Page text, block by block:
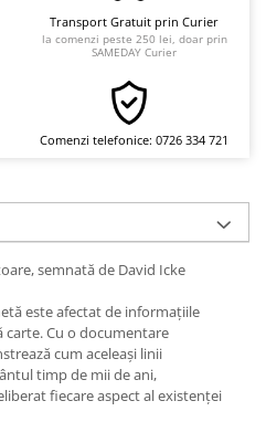
Transport Gratuit prin Curier
la comenzi peste 250 lei, doar prin
SAMEDAY Curier
Comenzi telefonice: 0726 334 721
semnată de David Icke
este afectat de informațiile
carte. Cu o documentare
cum aceleași linii
timp de mii de ani,
fiecare aspect al existenței